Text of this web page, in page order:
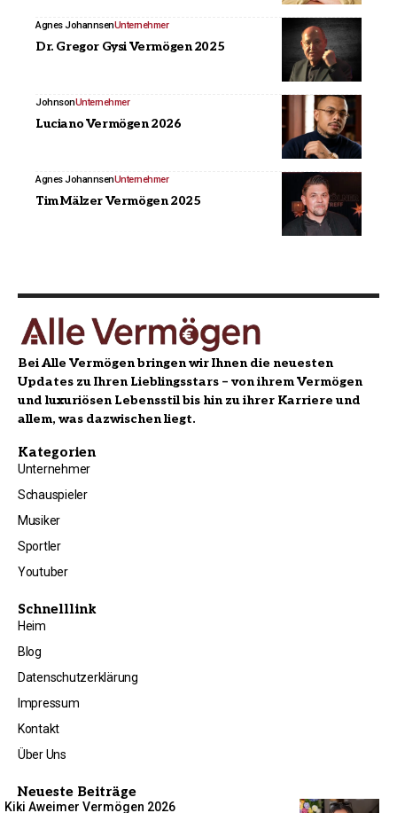
Agnes JohannsenUnternehmer
Dr. Gregor Gysi Vermögen 2025
JohnsonUnternehmer
Luciano Vermögen 2026
Agnes JohannsenUnternehmer
Tim Mälzer Vermögen 2025
Bei Alle Vermögen bringen wir Ihnen die neuesten
Updates zu Ihren Lieblingsstars – von ihrem Vermögen
und luxuriösen Lebensstil bis hin zu ihrer Karriere und
allem, was dazwischen liegt.
Kategorien
Unternehmer
Schauspieler
Musiker
Sportler
Youtuber
Schnelllink
Heim
Blog
Datenschutzerklärung
Impressum
Kontakt
Über Uns
Neueste Beiträge
Kiki Aweimer Vermögen 2026